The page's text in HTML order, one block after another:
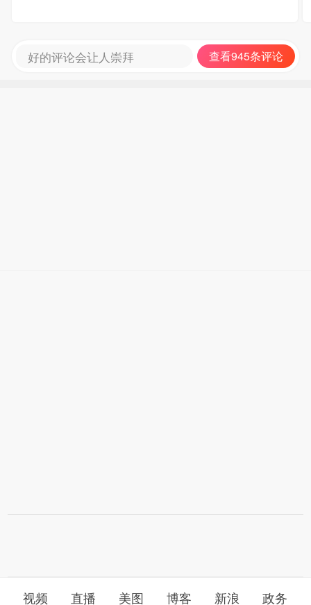
好的评论会让人崇拜 查看945条评论
视频 直播 美图 博客 新浪 政务